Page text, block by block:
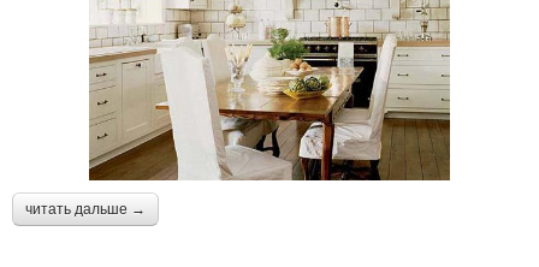
читать дальше →